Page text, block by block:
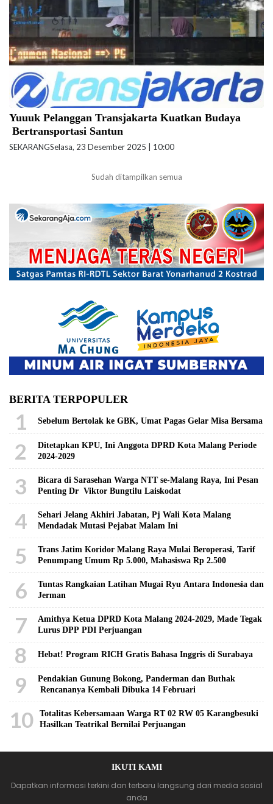
Yuuuk Pelanggan Transjakarta Kuatkan Budaya
Bertransportasi Santun
SEKARANGSelasa, 23 Desember 2025 | 10:00
Sudah ditampilkan semua
BERITA TERPOPULER
1 Sebelum Bertolak ke GBK, Umat Pagas Gelar Misa Bersama
2
Ditetapkan KPU, Ini Anggota DPRD Kota Malang Periode
2024-2029
3
Bicara di Sarasehan Warga NTT se-Malang Raya, Ini Pesan
Penting Dr Viktor Bungtilu Laiskodat
4
Sehari Jelang Akhiri Jabatan, Pj Wali Kota Malang
Mendadak Mutasi Pejabat Malam Ini
5
Trans Jatim Koridor Malang Raya Mulai Beroperasi, Tarif
Penumpang Umum Rp 5.000, Mahasiswa Rp 2.500
6
Tuntas Rangkaian Latihan Mugai Ryu Antara Indonesia dan
Jerman
7
Amithya Ketua DPRD Kota Malang 2024-2029, Made Tegak
Lurus DPP PDI Perjuangan
8 Hebat! Program RICH Gratis Bahasa Inggris di Surabaya
9
Pendakian Gunung Bokong, Panderman dan Buthak
Rencananya Kembali Dibuka 14 Februari
10
Totalitas Kebersamaan Warga RT 02 RW 05 Karangbesuki
Hasilkan Teatrikal Bernilai Perjuangan
IKUTI KAMI
Dapatkan informasi terkini dan terbaru langsung dari media sosial
anda